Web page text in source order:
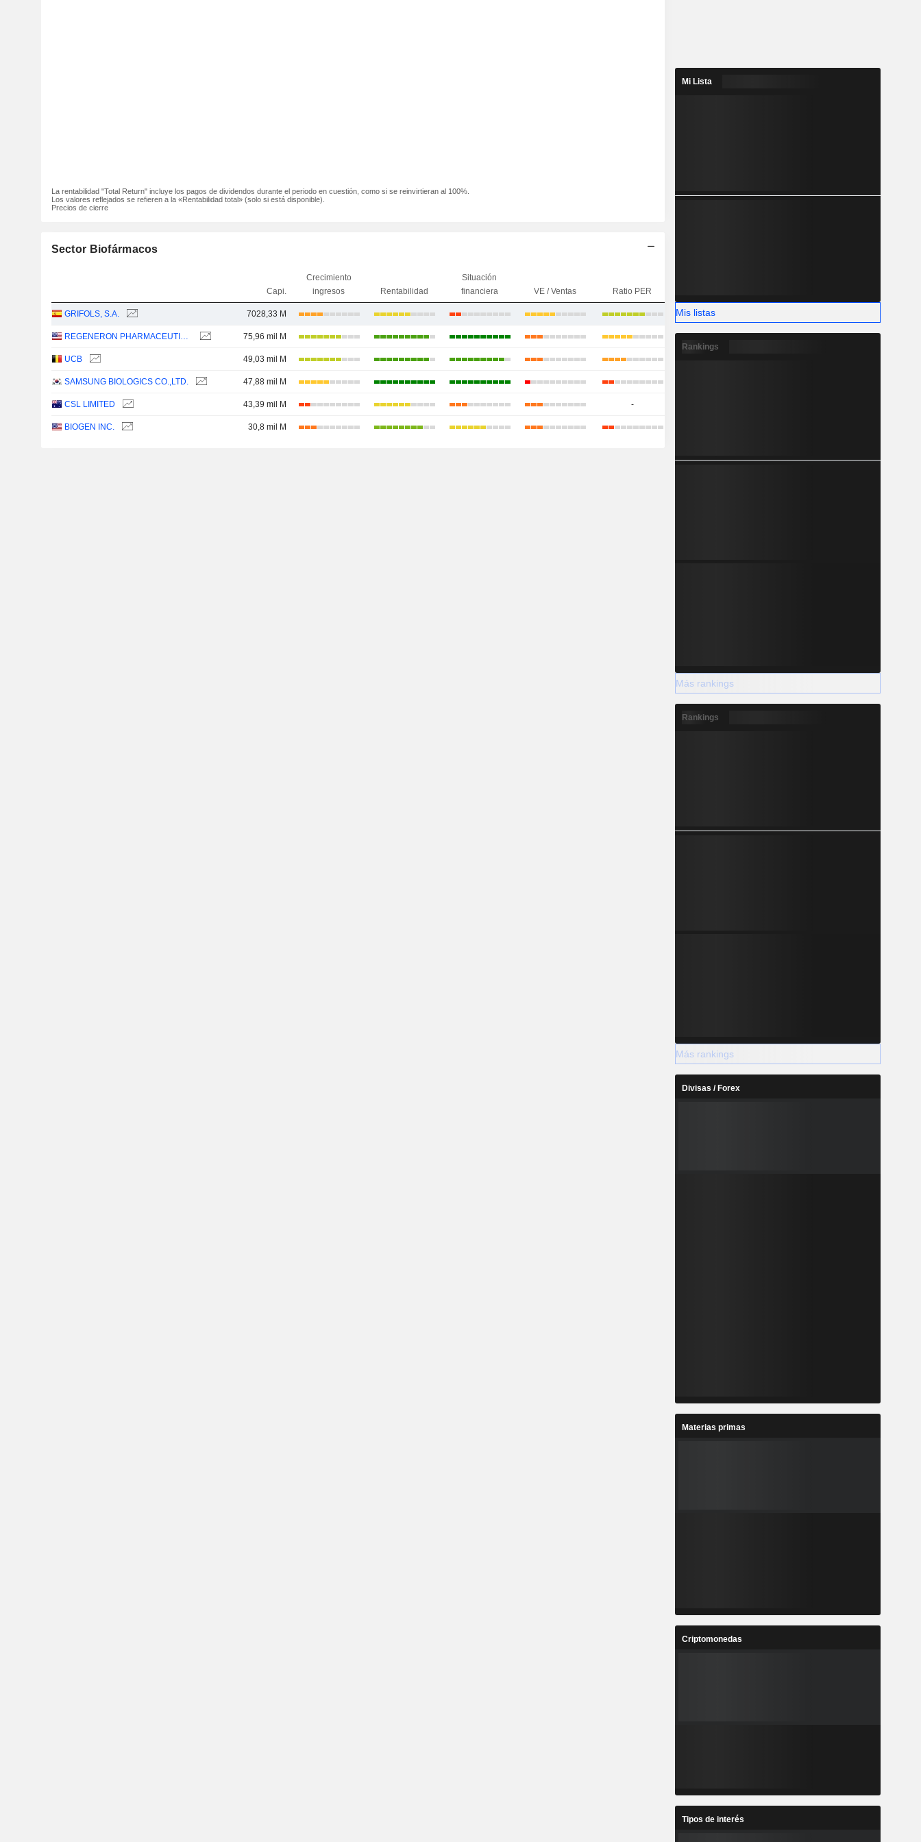
La rentabilidad "Total Return" incluye los pagos de dividendos durante el periodo en cuestión, como si se reinvirtieran al 100%.
Los valores reflejados se refieren a la «Rentabilidad total» (solo si está disponible).
Precios de cierre
Sector Biofármacos
Capi.
Crecimiento
ingresos
Rentabilidad
Situación
financiera
VE / Ventas Ratio PER
GRIFOLS, S.A. 7028,33 M
REGENERON PHARMACEUTICALS, INC. 75,96 mil M
UCB 49,03 mil M
SAMSUNG BIOLOGICS CO.,LTD. 47,88 mil M
CSL LIMITED 43,39 mil M -
BIOGEN INC. 30,8 mil M
Mi Lista
Mis listas
Rankings
Más rankings
Rankings
Más rankings
Divisas / Forex
Materias primas
Criptomonedas
Tipos de interés